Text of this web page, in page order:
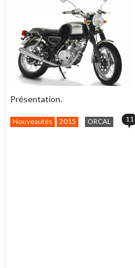
Présentation.
Nouveautés 2015 ORCAL 11